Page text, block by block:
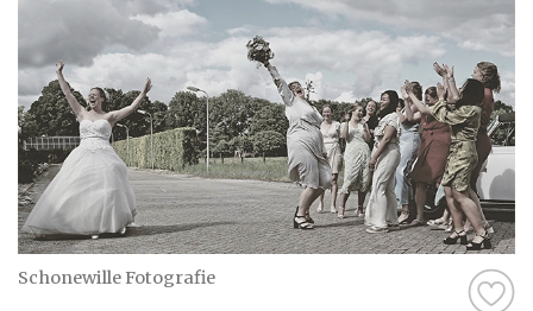
Schonewille Fotografie